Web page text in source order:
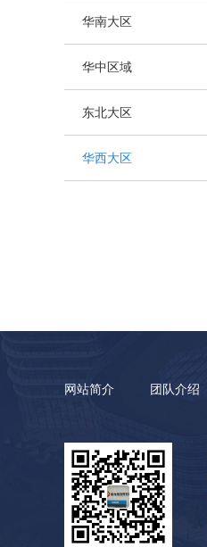
华南大区
华中区域
东北大区
华西大区
网站简介 团队介绍